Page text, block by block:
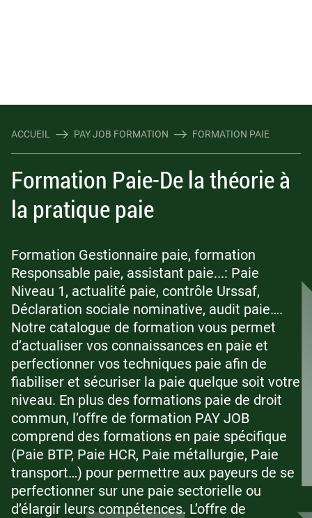
ACCUEIL PAY JOB FORMATION FORMATION PAIE
Formation Paie-De la théorie à
la pratique paie
Formation Gestionnaire paie, formation
Responsable paie, assistant paie...: Paie
Niveau 1, actualité paie, contrôle Urssaf,
Déclaration sociale nominative, audit paie….
Notre catalogue de formation vous permet
d’actualiser vos connaissances en paie et
perfectionner vos techniques paie afin de
fiabiliser et sécuriser la paie quelque soit votre
niveau. En plus des formations paie de droit
commun, l’offre de formation PAY JOB
comprend des formations en paie spécifique
(Paie BTP, Paie HCR, Paie métallurgie, Paie
transport…) pour permettre aux payeurs de se
perfectionner sur une paie sectorielle ou
d’élargir leurs compétences. L’offre de